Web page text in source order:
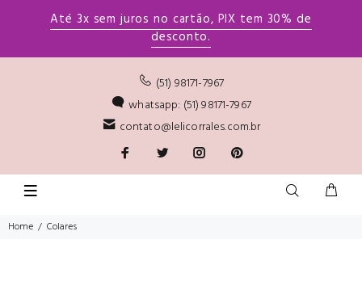
Até 3x sem juros no cartão, PIX tem 30% de
desconto.
(51) 98171-7967
whatsapp: (51) 98171-7967
contato@lelicorrales.com.br
Home Colares